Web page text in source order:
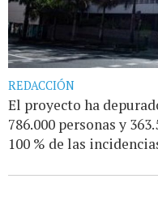
REDACCIÓN
El proyecto ha
786.000 personas y
100 % de las